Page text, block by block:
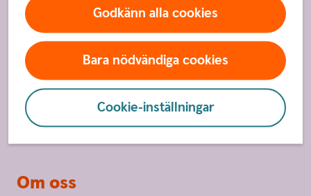
Godkänn alla cookies
Bara nödvändiga cookies
Cookie-inställningar
Sidfot
Hitta snabbt
Kontakta oss
Spärrhjälp
Bli kund
Priser, räntor och kurser
Om oss